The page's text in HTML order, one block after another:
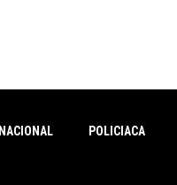
NACIONAL POLICIACA